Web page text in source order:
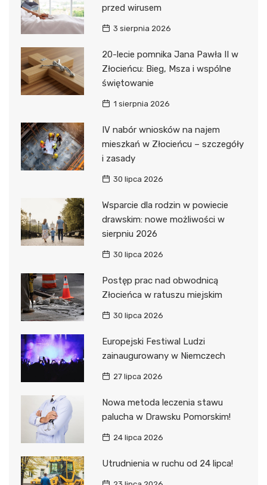
przed wirusem
3 sierpnia 2026
20-lecie pomnika Jana Pawła II w
Złocieńcu: Bieg, Msza i wspólne
świętowanie
1 sierpnia 2026
IV nabór wniosków na najem
mieszkań w Złocieńcu – szczegóły
i zasady
30 lipca 2026
Wsparcie dla rodzin w powiecie
drawskim: nowe możliwości w
sierpniu 2026
30 lipca 2026
Postęp prac nad obwodnicą
Złocieńca w ratuszu miejskim
30 lipca 2026
Europejski Festiwal Ludzi
zainaugurowany w Niemczech
27 lipca 2026
Nowa metoda leczenia stawu
palucha w Drawsku Pomorskim!
24 lipca 2026
Utrudnienia w ruchu od 24 lipca!